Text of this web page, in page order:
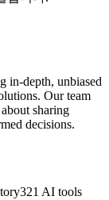
in-depth, unbiased
Our team
sharing
decisions.
AI tools